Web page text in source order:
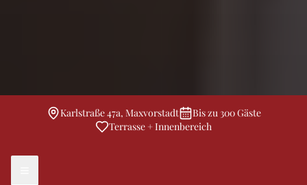
Karlstraße 47a, Maxvorstadt
Bis zu 300 Gäste
Terrasse + Innenbereich